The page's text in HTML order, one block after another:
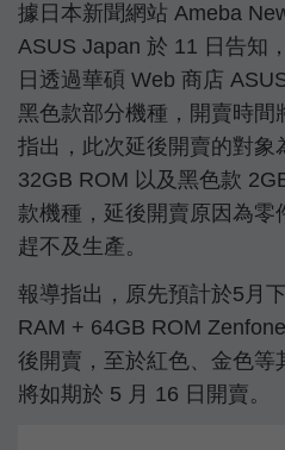
據日本新聞網站 Ameba
ASUS Japan 於 11 日告知
日透過華碩 Web 商店
黑色款部分機種，開賣時間
指出，此次延後開賣的對象
32GB ROM 以及黑色款
款機種，延後開賣原因為零
趕不及生產。
報導指出，原先預計於5月
RAM + 64GB ROM
後開賣，至於紅色、金色等
將如期於 5 月 16 日開賣。